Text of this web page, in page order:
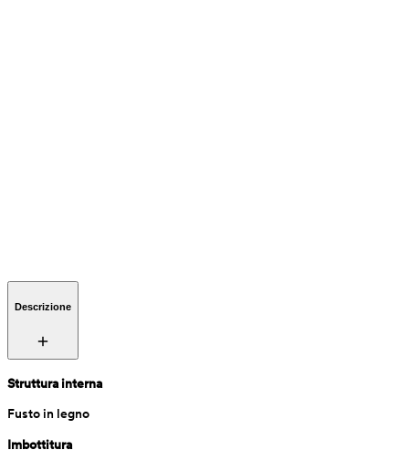
Descrizione
Struttura interna
Fusto in legno
Imbottitura